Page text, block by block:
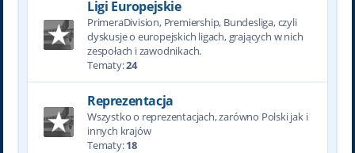
Ligi Europejskie
PrimeraDivision, Premiership, Bundesliga, czyli
dyskusje o europejskich ligach, grających w nich
zespołach i zawodnikach.
Tematy:24
Reprezentacja
Wszystko o reprezentacjach, zarówno Polski jak i
innych krajów
Tematy:18